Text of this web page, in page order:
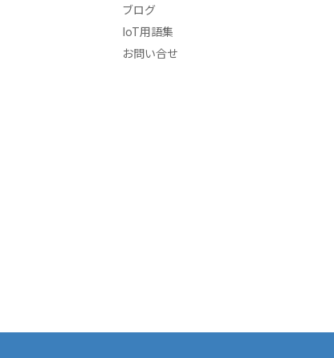
ブログ
IoT用語集
お問い合せ